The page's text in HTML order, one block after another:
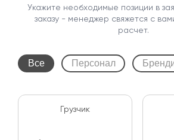
Укажите необходимые позиции в
заказу - менеджер свяжется с
расчет.
Все Персонал
Грузчик